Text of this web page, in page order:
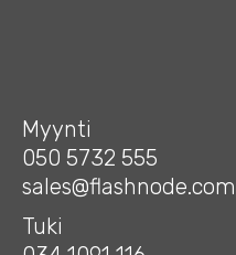
Myynti
050 5732 555
sales@flashnode.com
Tuki